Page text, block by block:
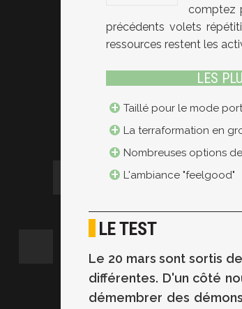
comptez
précédents volets
ressources restent les
LES
Taillé pour le mode
La terraformation en
Nombreuses options
L'ambiance "feelgood"
LE TEST
Le 20 mars sont sortis
différentes. D'un côté
démembrer des